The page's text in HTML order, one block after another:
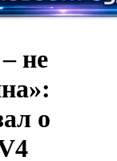
не
о